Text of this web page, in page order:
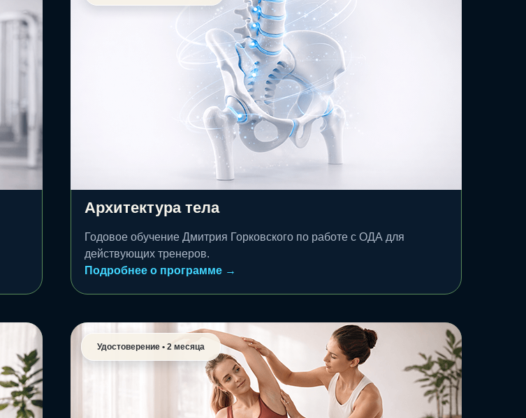
Архитектура тела
Годовое обучение Дмитрия Горковского по работе с ОДА для
действующих тренеров.
Подробнее о программе →
Удостоверение • 2 месяца